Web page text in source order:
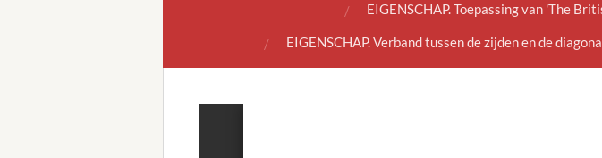
EIGENSCHAP. Toepassing van 'The
EIGENSCHAP. Verband tussen de zijden en de